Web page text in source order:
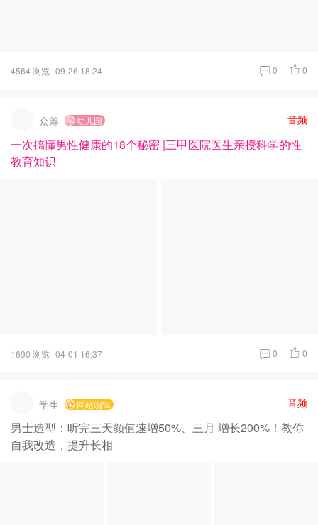
4564 浏览 09-26 18:24 0 0
众筹 幼儿园 音频
一次搞懂男性健康的18个秘密 |三甲医院医生亲授科学的性
教育知识
1690 浏览 04-01 16:37 0 0
学生 网站编辑 音频
男士造型：听完三天颜值速增50%、三月 增长200%！教你
自我改造，提升长相